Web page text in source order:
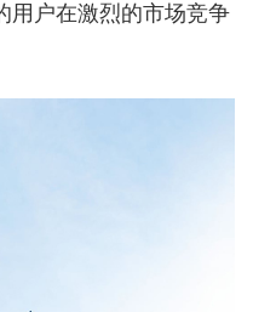
用户在激烈的市场竞争